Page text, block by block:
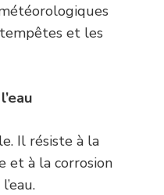
et les
eau
Il résiste à la
et à la corrosion